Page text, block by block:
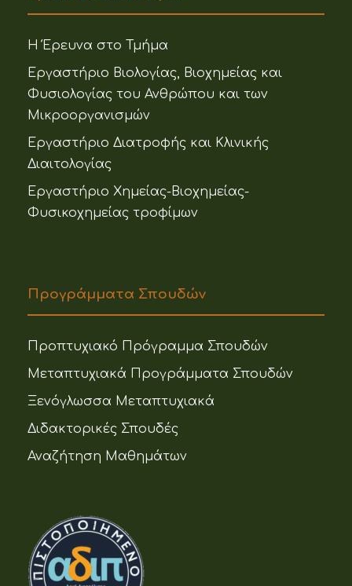
Η Έρευνα στο Τμήμα
Εργαστήριο Βιολογίας, Βιοχημείας και
Φυσιολογίας του Ανθρώπου και των
Μικροοργανισμών
Εργαστήριο Διατροφής και Κλινικής
Διαιτολογίας
Εργαστήριο Χημείας-Βιοχημείας-
Φυσικοχημείας τροφίμων
Προγράμματα Σπουδών
Προπτυχιακό Πρόγραμμα Σπουδών
Μεταπτυχιακά Προγράμματα Σπουδών
Ξενόγλωσσα Μεταπτυχιακά
Διδακτορικές Σπουδές
Αναζήτηση Μαθημάτων